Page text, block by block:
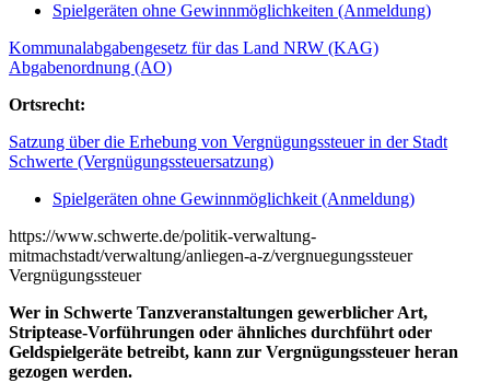
Spielgeräten ohne Gewinnmöglichkeiten (Anmeldung)
Kommunalabgabengesetz für das Land NRW (KAG)
Abgabenordnung (AO)
Ortsrecht:
Satzung über die Erhebung von Vergnügungssteuer in der Stadt
Schwerte (Vergnügungssteuersatzung)
Spielgeräten ohne Gewinnmöglichkeit (Anmeldung)
https://www.schwerte.de/politik-verwaltung-
mitmachstadt/verwaltung/anliegen-a-z/vergnuegungssteuer
Vergnügungssteuer
Wer in Schwerte Tanzveranstaltungen gewerblicher Art,
Striptease-Vorführungen oder ähnliches durchführt oder
Geldspielgeräte betreibt, kann zur Vergnügungssteuer heran
gezogen werden.